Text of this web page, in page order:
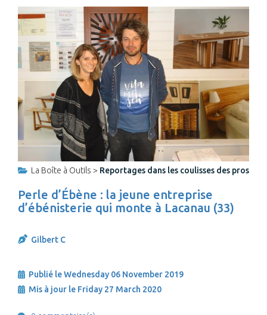
La Boîte à Outils > Reportages dans les coulisses des pros
Perle d’Ébène : la jeune entreprise
d’ébénisterie qui monte à Lacanau (33)
Gilbert C
Publié le Wednesday 06 November 2019
Mis à jour le Friday 27 March 2020